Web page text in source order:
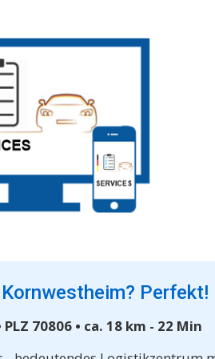
Perfekt!
70806 • ca. 18 km - 22 Min